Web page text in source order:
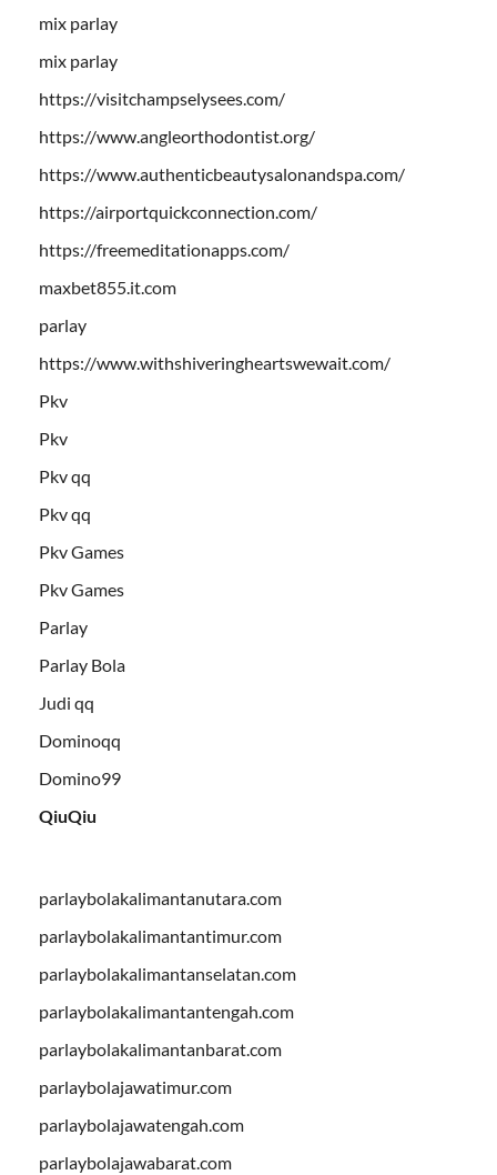
mix parlay
mix parlay
https://visitchampselysees.com/
https://www.angleorthodontist.org/
https://www.authenticbeautysalonandspa.com/
https://airportquickconnection.com/
https://freemeditationapps.com/
maxbet855.it.com
parlay
https://www.withshiveringheartswewait.com/
Pkv
Pkv
Pkv qq
Pkv qq
Pkv Games
Pkv Games
Parlay
Parlay Bola
Judi qq
Dominoqq
Domino99
QiuQiu
parlaybolakalimantanutara.com
parlaybolakalimantantimur.com
parlaybolakalimantanselatan.com
parlaybolakalimantantengah.com
parlaybolakalimantanbarat.com
parlaybolajawatimur.com
parlaybolajawatengah.com
parlaybolajawabarat.com